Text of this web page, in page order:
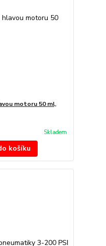
motoru 50 ml,
Skladem
košíku